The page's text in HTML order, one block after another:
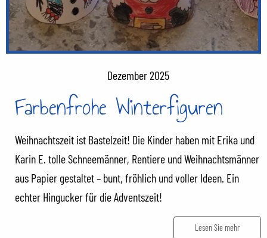
Dezember 2025
Farbenfrohe Winterfiguren
Weihnachtszeit ist Bastelzeit! Die Kinder haben mit Erika und
Karin E. tolle Schneemänner, Rentiere und Weihnachtsmänner
aus Papier gestaltet – bunt, fröhlich und voller Ideen. Ein
echter Hingucker für die Adventszeit!
Lesen Sie mehr